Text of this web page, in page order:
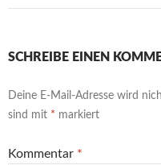
SCHREIBE EINEN
Deine E-Mail-Adresse wird
sind mit * markiert
Kommentar *